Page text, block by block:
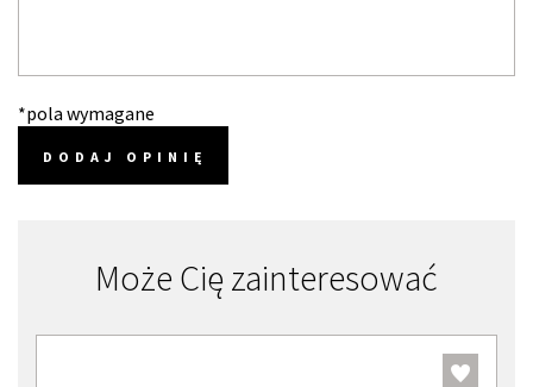
*pola wymagane
DODAJ OPINIĘ
Może Cię zainteresować